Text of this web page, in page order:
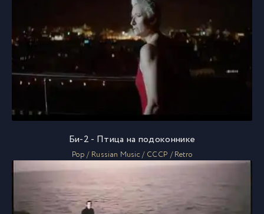
Би-2 - Птица на подоконнике
Pop / Russian Music / СССР / Retro